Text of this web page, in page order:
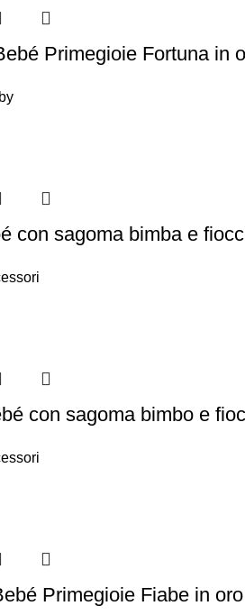
Primegioie Fortuna in
con sagoma bimba e
con sagoma bimbo e
Primegioie Fiabe in